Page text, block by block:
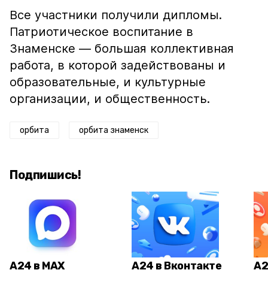
Все участники получили дипломы.
Патриотическое воспитание в
Знаменске — большая коллективная
работа, в которой задействованы и
образовательные, и культурные
организации, и общественность.
орбита орбита знаменск
Подпишись!
А24 в MAX А24 в Вконтакте